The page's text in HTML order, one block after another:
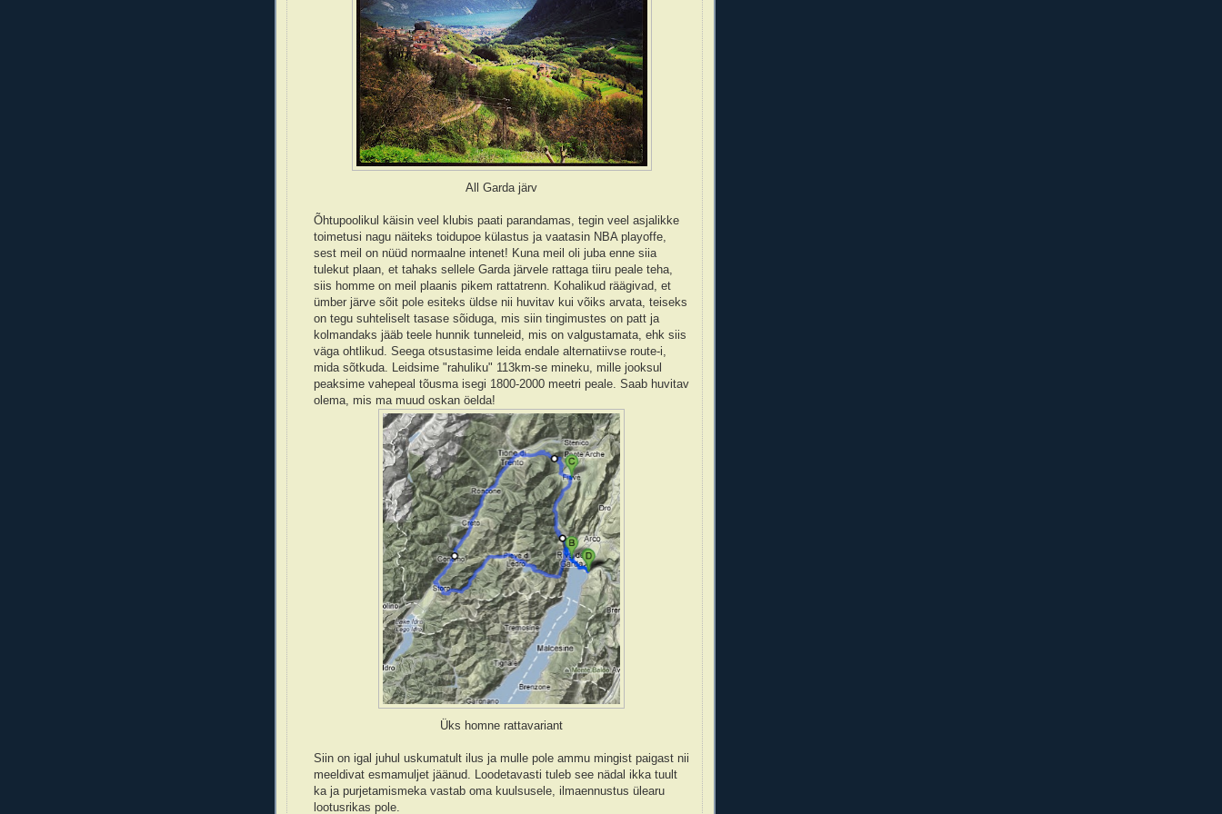
All Garda järv
Õhtupoolikul käisin veel klubis paati parandamas, tegin veel asjalikke
toimetusi nagu näiteks toidupoe külastus ja vaatasin NBA playoffe,
sest meil on nüüd normaalne intenet! Kuna meil oli juba enne siia
tulekut plaan, et tahaks sellele Garda järvele rattaga tiiru peale teha,
siis homme on meil plaanis pikem rattatrenn. Kohalikud räägivad, et
ümber järve sõit pole esiteks üldse nii huvitav kui võiks arvata, teiseks
on tegu suhteliselt tasase sõiduga, mis siin tingimustes on patt ja
kolmandaks jääb teele hunnik tunneleid, mis on valgustamata, ehk siis
väga ohtlikud. Seega otsustasime leida endale alternatiivse route-i,
mida sõtkuda. Leidsime "rahuliku" 113km-se mineku, mille jooksul
peaksime vahepeal tõusma isegi 1800-2000 meetri peale. Saab huvitav
olema, mis ma muud oskan öelda!
Üks homne rattavariant
Siin on igal juhul uskumatult ilus ja mulle pole ammu mingist paigast nii
meeldivat esmamuljet jäänud. Loodetavasti tuleb see nädal ikka tuult
ka ja purjetamismeka vastab oma kuulsusele, ilmaennustus ülearu
lootusrikas pole.